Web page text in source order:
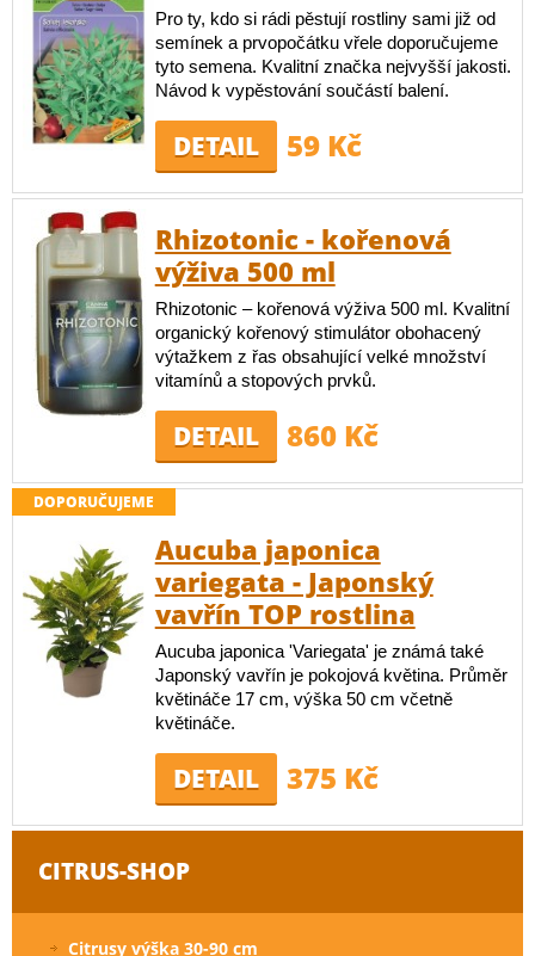
Pro ty, kdo si rádi pěstují rostliny sami již od
semínek a prvopočátku vřele doporučujeme
tyto semena. Kvalitní značka nejvyšší jakosti.
Návod k vypěstování součástí balení.
DETAIL 59 Kč
Rhizotonic - kořenová
výživa 500 ml
Rhizotonic – kořenová výživa 500 ml. Kvalitní
organický kořenový stimulátor obohacený
výtažkem z řas obsahující velké množství
vitamínů a stopových prvků.
DETAIL 860 Kč
DOPORUČUJEME
Aucuba japonica
variegata - Japonský
vavřín TOP rostlina
Aucuba japonica 'Variegata' je známá také
Japonský vavřín je pokojová květina. Průměr
květináče 17 cm, výška 50 cm včetně
květináče.
DETAIL 375 Kč
CITRUS-SHOP
Citrusy výška 30-90 cm